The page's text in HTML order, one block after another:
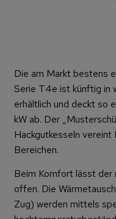
Die am Markt bestens
Serie T4e ist künftig in
erhältlich und deckt so
kW ab. Der
Hackgutkesseln vereint
Bereichen.
Beim Komfort lässt der
offen. Die
Zug) werden mittels